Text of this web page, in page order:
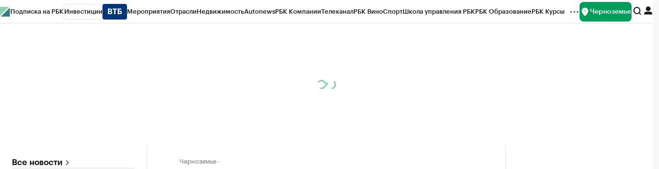
Подписка на РБК Инвестиции МероприятияОтраслиНедвижимостьAutonewsРБК КомпанииТелеканалРБК ВиноСпортШкола управления РБКРБК ОбразованиеРБК Курсы Черноземье
Все новости Черноземье